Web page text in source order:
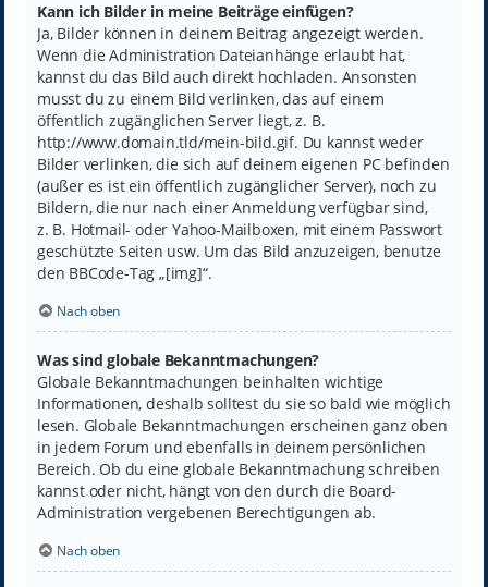
Kann ich Bilder in meine Beiträge einfügen?
Ja, Bilder können in deinem Beitrag angezeigt werden.
Wenn die Administration Dateianhänge erlaubt hat,
kannst du das Bild auch direkt hochladen. Ansonsten
musst du zu einem Bild verlinken, das auf einem
öffentlich zugänglichen Server liegt, z. B.
http://www.domain.tld/mein-bild.gif. Du kannst weder
Bilder verlinken, die sich auf deinem eigenen PC befinden
(außer es ist ein öffentlich zugänglicher Server), noch zu
Bildern, die nur nach einer Anmeldung verfügbar sind,
z. B. Hotmail- oder Yahoo-Mailboxen, mit einem Passwort
geschützte Seiten usw. Um das Bild anzuzeigen, benutze
den BBCode-Tag „[img]“.
Nach oben
Was sind globale Bekanntmachungen?
Globale Bekanntmachungen beinhalten wichtige
Informationen, deshalb solltest du sie so bald wie möglich
lesen. Globale Bekanntmachungen erscheinen ganz oben
in jedem Forum und ebenfalls in deinem persönlichen
Bereich. Ob du eine globale Bekanntmachung schreiben
kannst oder nicht, hängt von den durch die Board-
Administration vergebenen Berechtigungen ab.
Nach oben